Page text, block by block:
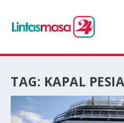
TAG: KAPAL